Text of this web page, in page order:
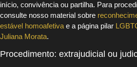
início, convivência ou partilha. Para
consulte nosso material sobre
estável homoafetiva e a página pilar
Juliana Morata.
Procedimento: extrajudicial ou